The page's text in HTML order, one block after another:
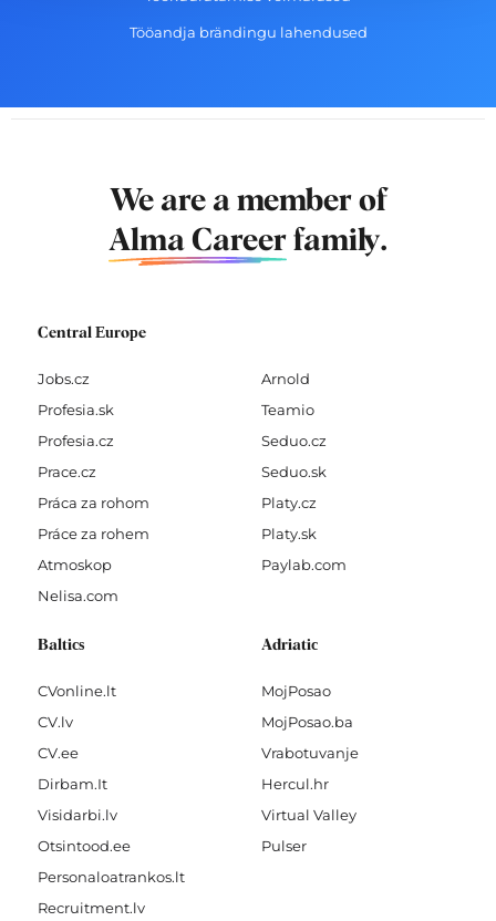
Tööandja brändingu lahendused
We are a member of
Alma Career family.
Central Europe
Jobs.cz
Profesia.sk
Profesia.cz
Prace.cz
Práca za rohom
Práce za rohem
Atmoskop
Nelisa.com
Arnold
Teamio
Seduo.cz
Seduo.sk
Platy.cz
Platy.sk
Paylab.com
Baltics
CVonline.lt
CV.lv
CV.ee
Dirbam.It
Visidarbi.lv
Otsintood.ee
Personaloatrankos.lt
Recruitment.lv
Adriatic
MojPosao
MojPosao.ba
Vrabotuvanje
Hercul.hr
Virtual Valley
Pulser